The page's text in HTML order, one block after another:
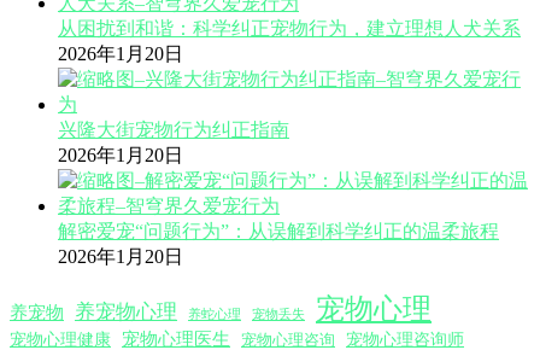
从困扰到和谐：科学纠正宠物行为，建立理想人犬关系
2026年1月20日
兴隆大街宠物行为纠正指南
2026年1月20日
解密爱宠“问题行为”：从误解到科学纠正的温柔旅程
2026年1月20日
养宠物 养宠物心理 养蛇心理 宠物丢失 宠物心理
宠物心理健康 宠物心理医生 宠物心理咨询 宠物心理咨询师